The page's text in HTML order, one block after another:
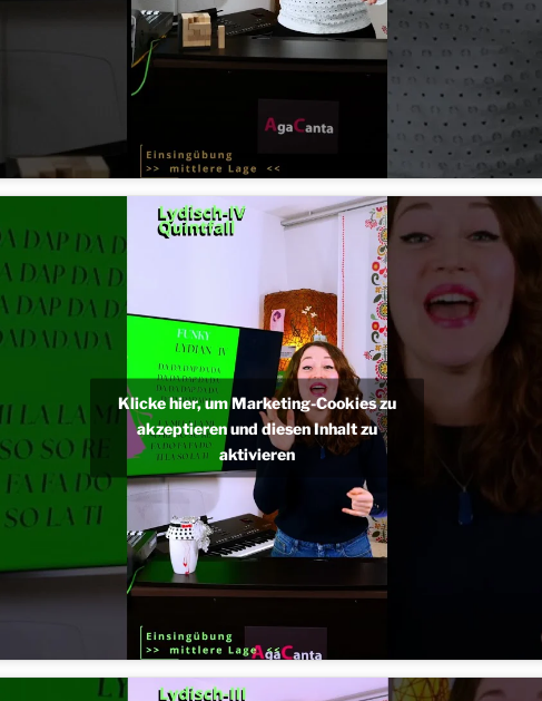
Klicke hier, um Marketing-Cookies zu
akzeptieren und diesen Inhalt zu
aktivieren